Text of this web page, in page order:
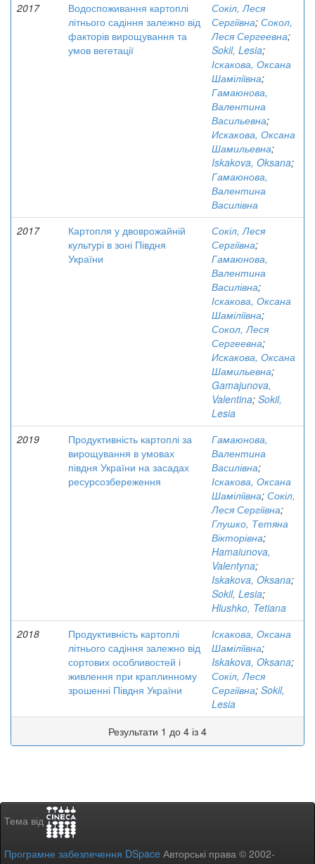
2017
Водоспоживання картоплі
літнього садіння залежно від
факторів вирощування та
умов вегетації
Сокіл, Леся
Сергіївна; Сокол,
Леся Сергеевна;
Sokil, Lesia;
Іскакова, Оксана
Шаміліївна;
Гамаюнова,
Валентина
Васильевна;
Искакова, Оксана
Шамильевна;
Iskakova, Oksana;
Гамаюнова,
Валентина
Василівна
2017
Картопля у двоврожайній
культурі в зоні Півдня
України
Сокіл, Леся
Сергіївна;
Гамаюнова,
Валентина
Василівна;
Іскакова, Оксана
Шаміліївна;
Сокол, Леся
Сергеевна;
Искакова, Оксана
Шамильевна;
Gamajunova,
Valentina; Sokil,
Lesia
2019
Продуктивність картоплі за
вирощування в умовах
півдня України на засадах
ресурсозбереження
Гамаюнова,
Валентина
Василівна;
Іскакова, Оксана
Шаміліївна; Сокіл,
Леся Сергіївна;
Глушко, Тетяна
Вікторівна;
Hamaiunova,
Valentyna;
Iskakova, Oksana;
Sokil, Lesia;
Hlushko, Tetiana
2018
Продуктивність картоплі
літнього садіння залежно від
сортових особливостей і
живлення при краплинному
зрошенні Півдня України
Іскакова, Оксана
Шаміліївна;
Iskakova, Oksana;
Сокіл, Леся
Сергіївна; Sokil,
Lesia
Результати 1 до 4 із 4
Тема від
Програмне забезпечення DSpace Авторські права © 2002-